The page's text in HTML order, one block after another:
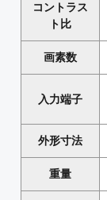
コントラス
ト比
画素数
入力端子
外形寸法
重量